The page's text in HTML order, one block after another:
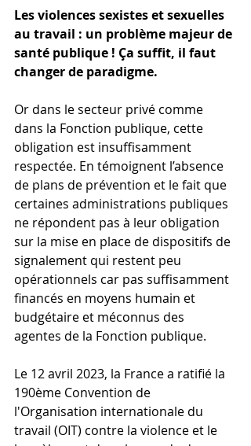
Les violences sexistes et sexuelles
au travail : un problème majeur de
santé publique ! Ça suffit, il faut
changer de paradigme.
Or dans le secteur privé comme
dans la Fonction publique, cette
obligation est insuffisamment
respectée. En témoignent l’absence
de plans de prévention et le fait que
certaines administrations publiques
ne répondent pas à leur obligation
sur la mise en place de dispositifs de
signalement qui restent peu
opérationnels car pas suffisamment
financés en moyens humain et
budgétaire et méconnus des
agentes de la Fonction publique.
Le 12 avril 2023, la France a ratifié la
190ème Convention de
l'Organisation internationale du
travail (OIT) contre la violence et le